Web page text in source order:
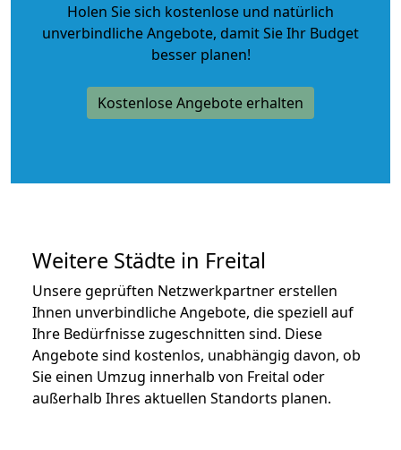
Holen Sie sich kostenlose und natürlich
unverbindliche Angebote, damit Sie Ihr Budget
besser planen!
Kostenlose Angebote erhalten
Weitere Städte in Freital
Unsere geprüften Netzwerkpartner erstellen
Ihnen unverbindliche Angebote, die speziell auf
Ihre Bedürfnisse zugeschnitten sind. Diese
Angebote sind kostenlos, unabhängig davon, ob
Sie einen Umzug innerhalb von Freital oder
außerhalb Ihres aktuellen Standorts planen.